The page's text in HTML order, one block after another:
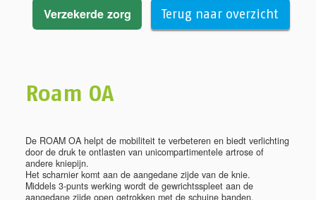
Verzekerde zorg Terug naar overzicht
Roam OA
De ROAM OA helpt de mobiliteit te verbeteren en biedt verlichting
door de druk te ontlasten van unicompartimentele artrose of
andere kniepijn.
Het scharnier komt aan de aangedane zijde van de knie.
Middels 3-punts werking wordt de gewrichtsspleet aan de